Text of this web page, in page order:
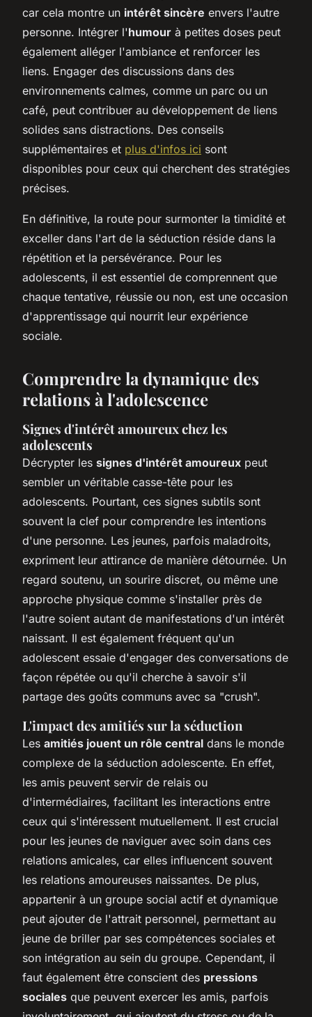
car cela montre un intérêt sincère envers l'autre
personne. Intégrer l'humour à petites doses peut
également alléger l'ambiance et renforcer les
liens. Engager des discussions dans des
environnements calmes, comme un parc ou un
café, peut contribuer au développement de liens
solides sans distractions. Des conseils
supplémentaires et plus d'infos ici sont
disponibles pour ceux qui cherchent des stratégies
précises.
En définitive, la route pour surmonter la timidité et
exceller dans l'art de la séduction réside dans la
répétition et la persévérance. Pour les
adolescents, il est essentiel de comprennent que
chaque tentative, réussie ou non, est une occasion
d'apprentissage qui nourrit leur expérience
sociale.
Comprendre la dynamique des
relations à l'adolescence
Signes d'intérêt amoureux chez les
adolescents
Décrypter les signes d'intérêt amoureux peut
sembler un véritable casse-tête pour les
adolescents. Pourtant, ces signes subtils sont
souvent la clef pour comprendre les intentions
d'une personne. Les jeunes, parfois maladroits,
expriment leur attirance de manière détournée. Un
regard soutenu, un sourire discret, ou même une
approche physique comme s'installer près de
l'autre soient autant de manifestations d'un intérêt
naissant. Il est également fréquent qu'un
adolescent essaie d'engager des conversations de
façon répétée ou qu'il cherche à savoir s'il
partage des goûts communs avec sa "crush".
L'impact des amitiés sur la séduction
Les amitiés jouent un rôle central dans le monde
complexe de la séduction adolescente. En effet,
les amis peuvent servir de relais ou
d'intermédiaires, facilitant les interactions entre
ceux qui s'intéressent mutuellement. Il est crucial
pour les jeunes de naviguer avec soin dans ces
relations amicales, car elles influencent souvent
les relations amoureuses naissantes. De plus,
appartenir à un groupe social actif et dynamique
peut ajouter de l'attrait personnel, permettant au
jeune de briller par ses compétences sociales et
son intégration au sein du groupe. Cependant, il
faut également être conscient des pressions
sociales que peuvent exercer les amis, parfois